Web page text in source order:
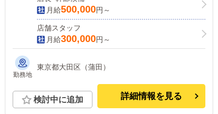
月給500,000円～
店舗スタッフ
月給300,000円～
勤務地
東京都大田区（蒲田）
検討中に追加 詳細情報を見る